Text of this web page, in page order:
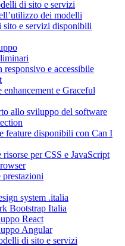
di sito e servizi
dei modelli
e servizi disponibili
responsivo e accessibile
enhancement e Graceful
allo sviluppo del software
feature disponibili con Can I
per CSS e JavaScript
system .italia
Bootstrap Italia
React
Angular
di sito e servizi